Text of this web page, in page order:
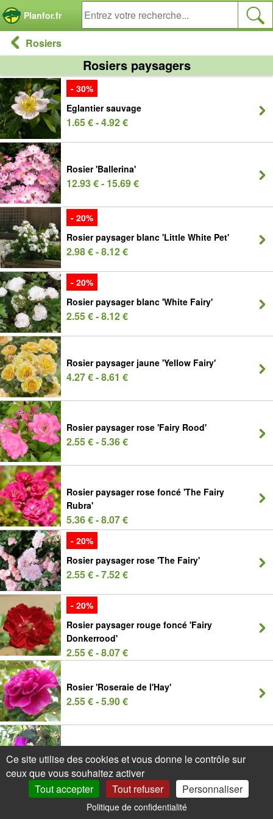
Planfor.fr
Rosiers
Rosiers paysagers
- 30%
Eglantier sauvage
1.65 € - 4.92 €
Rosier 'Ballerina'
12.93 € - 15.69 €
- 20%
Rosier paysager blanc 'Little White Pet'
2.98 € - 8.12 €
- 20%
Rosier paysager blanc 'White Fairy'
2.55 € - 8.12 €
Rosier paysager jaune 'Yellow Fairy'
4.27 € - 8.61 €
Rosier paysager rose 'Fairy Rood'
2.55 € - 5.36 €
Rosier paysager rose foncé 'The Fairy
Rubra'
5.36 € - 8.07 €
- 20%
Rosier paysager rose 'The Fairy'
2.55 € - 7.52 €
- 20%
Rosier paysager rouge foncé 'Fairy
Donkerrood'
2.55 € - 8.07 €
Rosier 'Roseraie de l'Hay'
2.55 € - 5.90 €
1.95 € - 4.92 €
Promos
Panneau de gestion des cookies
Ce site utilise des cookies et vous donne le contrôle sur
ceux que vous souhaitez activer
Tout accepter
Tout refuser Personnaliser
Politique de confidentialité